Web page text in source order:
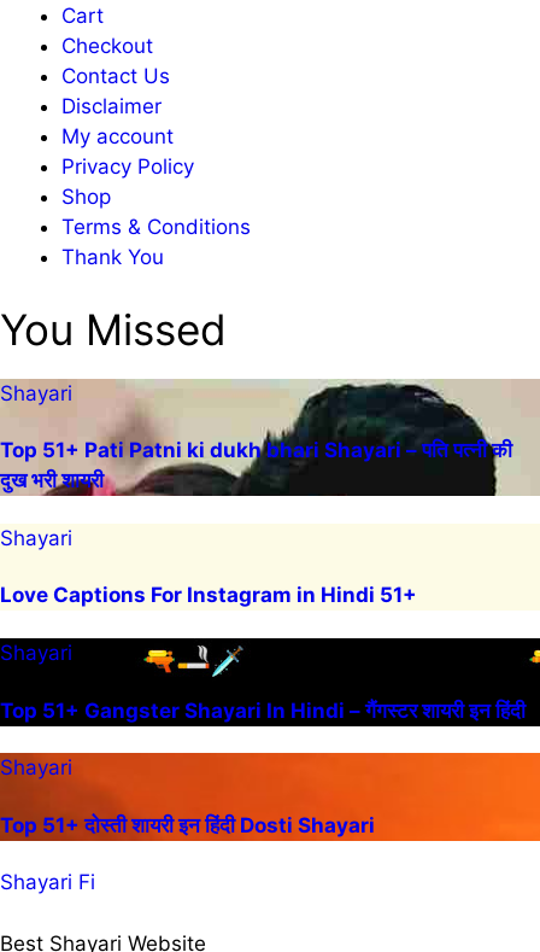
Cart
Checkout
Contact Us
Disclaimer
My account
Privacy Policy
Shop
Terms & Conditions
Thank You
You Missed
Shayari
Top 51+ Pati Patni ki dukh bhari Shayari – पति पत्नी की
दुख भरी शायरी
Shayari
Love Captions For Instagram in Hindi 51+
Shayari
Top 51+ Gangster Shayari In Hindi – गैंगस्टर शायरी इन हिंदी
Shayari
Top 51+ दोस्ती शायरी इन हिंदी Dosti Shayari
Shayari Fi
Best Shayari Website